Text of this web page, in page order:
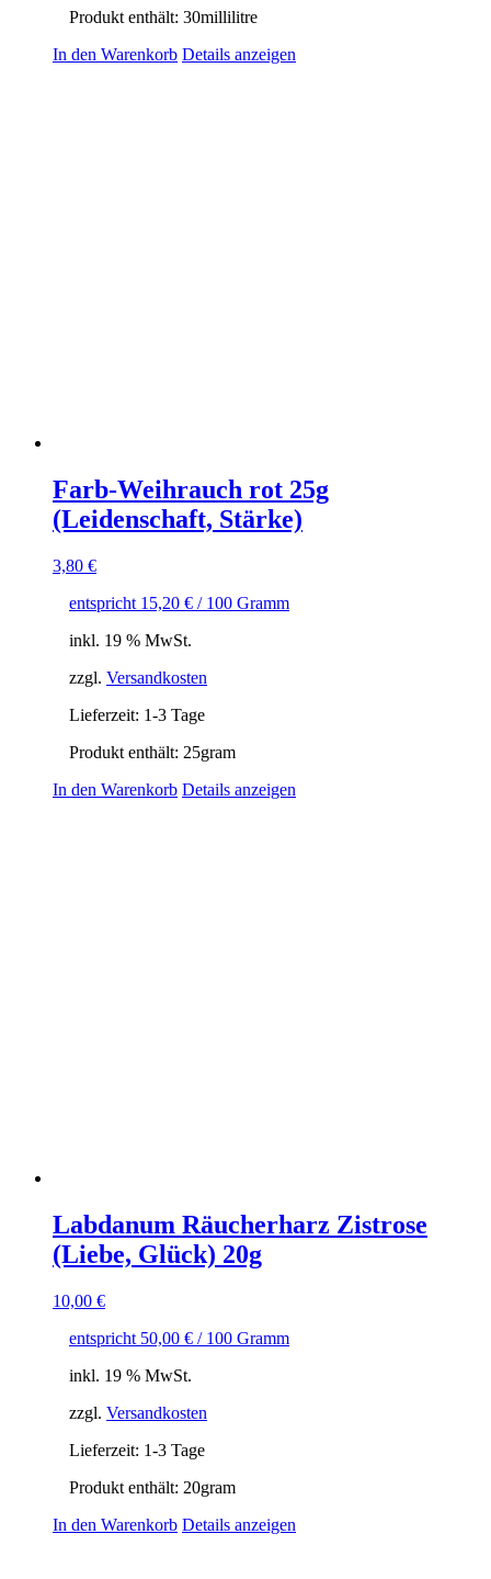
Produkt enthält: 30millilitre
In den Warenkorb Details anzeigen
Farb-Weihrauch rot 25g
(Leidenschaft, Stärke)
3,80 €
entspricht 15,20 € / 100 Gramm
inkl. 19 % MwSt.
zzgl. Versandkosten
Lieferzeit: 1-3 Tage
Produkt enthält: 25gram
In den Warenkorb Details anzeigen
Labdanum Räucherharz Zistrose
(Liebe, Glück) 20g
10,00 €
entspricht 50,00 € / 100 Gramm
inkl. 19 % MwSt.
zzgl. Versandkosten
Lieferzeit: 1-3 Tage
Produkt enthält: 20gram
In den Warenkorb Details anzeigen